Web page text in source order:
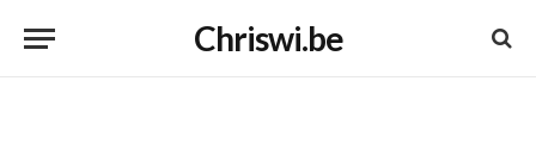
Chriswi.be